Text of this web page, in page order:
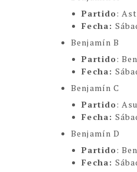
Partido:
Fecha:
Benjamín B
Partido:
Fecha:
Benjamín C
Partido:
Fecha:
Benjamín D
Partido:
Fecha: